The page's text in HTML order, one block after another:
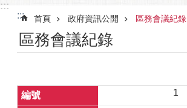
:::
:::
首頁 政府資訊公開 區務會議紀錄
區務會議紀錄
1